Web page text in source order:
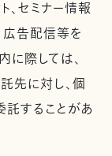
、セミナー情報
広告配信等を
に際しては、
先に対し、個
することがあ